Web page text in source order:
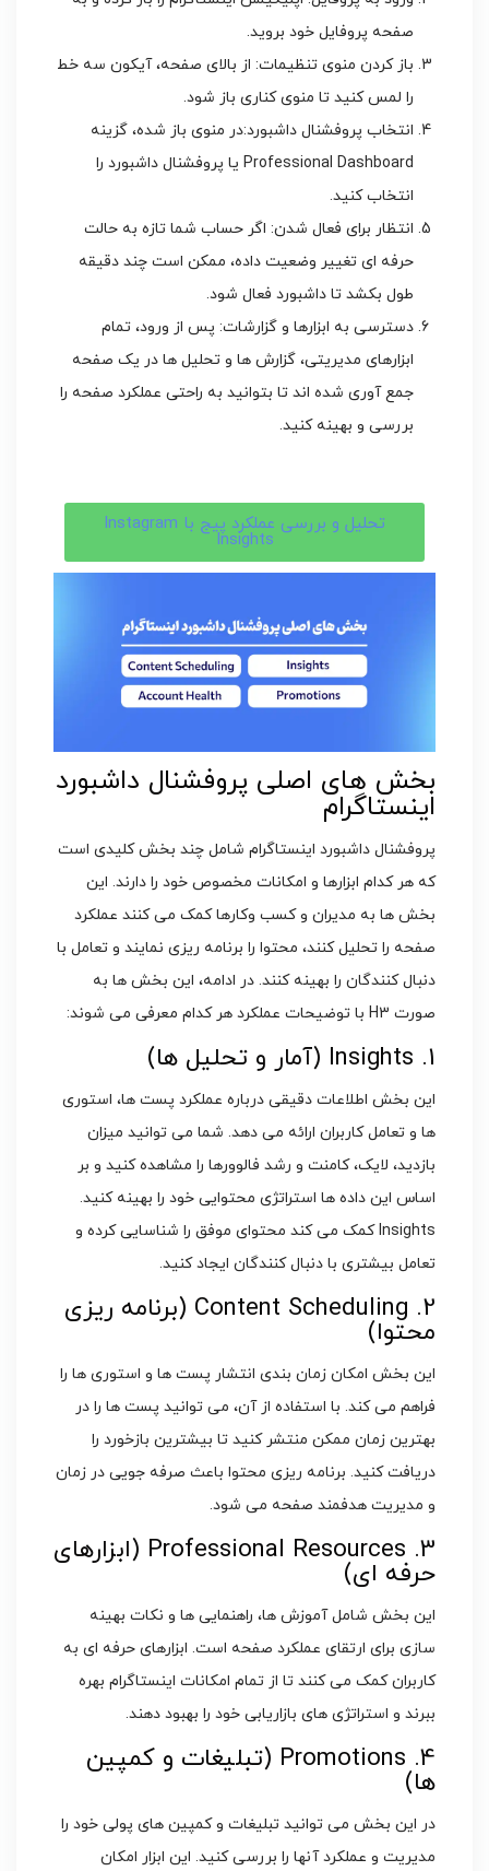
صفحه پروفایل خود بروید.
باز کردن منوی تنظیمات: از بالای صفحه، آیکون سه خط
را لمس کنید تا منوی کناری باز شود.
انتخاب پروفشنال داشبورد:در منوی باز شده، گزینه
Professional Dashboard یا پروفشنال داشبورد را
انتخاب کنید.
انتظار برای فعال شدن: اگر حساب شما تازه به حالت
حرفه ای تغییر وضعیت داده، ممکن است چند دقیقه
طول بکشد تا داشبورد فعال شود.
دسترسی به ابزارها و گزارشات: پس از ورود، تمام
ابزارهای مدیریتی، گزارش ها و تحلیل ها در یک صفحه
جمع آوری شده اند تا بتوانید به راحتی عملکرد صفحه را
بررسی و بهینه کنید.
تحلیل و بررسی عملکرد پیج با Instagram
Insights
بخش های اصلی پروفشنال داشبورد
اینستاگرام
پروفشنال داشبورد اینستاگرام شامل چند بخش کلیدی است
که هر کدام ابزارها و امکانات مخصوص خود را دارند. این
بخش ها به مدیران و کسب وکارها کمک می کنند عملکرد
صفحه را تحلیل کنند، محتوا را برنامه ریزی نمایند و تعامل با
دنبال کنندگان را بهینه کنند. در ادامه، این بخش ها به
صورت H3 با توضیحات عملکرد هر کدام معرفی می شوند:
1. Insights (آمار و تحلیل ها)
این بخش اطلاعات دقیقی درباره عملکرد پست ها، استوری
ها و تعامل کاربران ارائه می دهد. شما می توانید میزان
بازدید، لایک، کامنت و رشد فالوورها را مشاهده کنید و بر
اساس این داده ها استراتژی محتوایی خود را بهینه کنید.
Insights کمک می کند محتوای موفق را شناسایی کرده و
تعامل بیشتری با دنبال کنندگان ایجاد کنید.
2. Content Scheduling (برنامه ریزی
محتوا)
این بخش امکان زمان بندی انتشار پست ها و استوری ها را
فراهم می کند. با استفاده از آن، می توانید پست ها را در
بهترین زمان ممکن منتشر کنید تا بیشترین بازخورد را
دریافت کنید. برنامه ریزی محتوا باعث صرفه جویی در زمان
و مدیریت هدفمند صفحه می شود.
3. Professional Resources (ابزارهای
حرفه ای)
این بخش شامل آموزش ها، راهنمایی ها و نکات بهینه
سازی برای ارتقای عملکرد صفحه است. ابزارهای حرفه ای به
کاربران کمک می کنند تا از تمام امکانات اینستاگرام بهره
ببرند و استراتژی های بازاریابی خود را بهبود دهند.
4. Promotions (تبلیغات و کمپین
ها)
در این بخش می توانید تبلیغات و کمپین های پولی خود را
مدیریت و عملکرد آنها را بررسی کنید. این ابزار امکان